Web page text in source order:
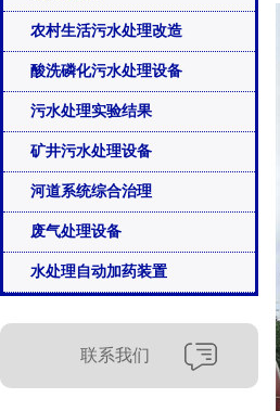
农村生活污水处理改造
酸洗磷化污水处理设备
污水处理实验结果
矿井污水处理设备
河道系统综合治理
废气处理设备
水处理自动加药装置
联系我们